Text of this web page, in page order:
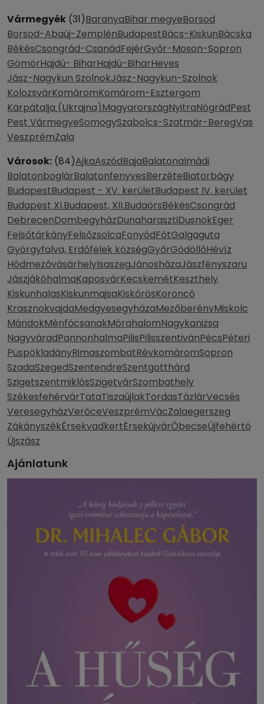
Vármegyék (31)BaranyaBihar megyeBorsod
Borsod-Abaúj-ZemplénBudapestBács-KiskunBácska
BékésCsongrád-CsanádFejérGyőr-Moson-Sopron
GömörHajdú- BiharHajdú-BiharHeves
Jász-Nagykun SzolnokJász-Nagykun-Szolnok
KolozsvárKomáromKomárom-Esztergom
Kárpátalja (Ukrajna)MagyarországNyitraNógrádPest
Pest VármegyeSomogySzabolcs-Szatmár-BeregVas
VeszprémZala
Városok: (84)AjkaAszódBajaBalatonalmádi
BalatonboglárBalatonfenyvesBerzéteBiatorbágy
BudapestBudapest - XV. kerületBudapest IV. kerület
Budapest XI.Budapest, XII.BudaörsBékésCsongrád
DebrecenDombegyházDunaharasztiDusnokEger
FelsőtárkányFelsőzsolcaFonyódFótGalgaguta
Györgyfalva, Erdőfelek községGyőrGödöllőHévíz
HódmezővásárhelyIsaszegJánosházaJászfényszaru
JászjákóhalmaKaposvárKecskemétKeszthely
KiskunhalasKiskunmajsaKiskőrösKoroncó
KrasznokvajdaMedgyesegyházaMezőberényMiskolc
MándokMénfőcsanakMórahalomNagykanizsa
NagyváradPannonhalmaPilisPilisszentivánPécsPéteri
PüspökladányRimaszombatRévkomáromSopron
SzadaSzegedSzentendreSzentgotthárd
SzigetszentmiklósSzigetvárSzombathely
SzékesfehérvárTataTiszaújlakTordasTázlárVecsés
VeresegyházVerőceVeszprémVácZalaegerszeg
ZákányszékÉrsekvadkertÉrsekújvárÓbecseÚjfehértó
Újszász
Ajánlatunk